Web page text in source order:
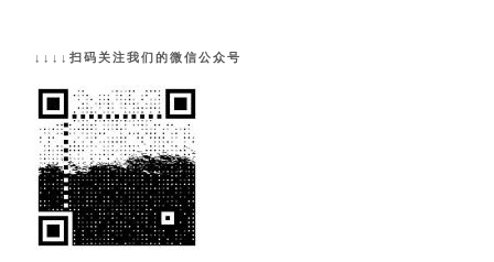
↓↓↓↓扫码关注我们的微信公众号